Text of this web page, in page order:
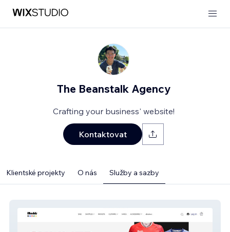
The Beanstalk Agency
Crafting your business' website!
Kontaktovat
Klientské projekty O nás Služby a sazby